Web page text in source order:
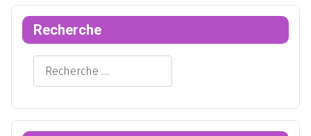
Recherche
Rechercher